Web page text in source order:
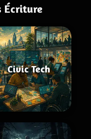
Écriture
Civic Tech